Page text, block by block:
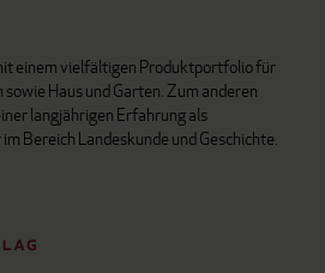
einem vielfältigen Produktportfolio für
Haus und Garten. Zum anderen
langjährigen Erfahrung als
Bereich Landeskunde und Geschichte.